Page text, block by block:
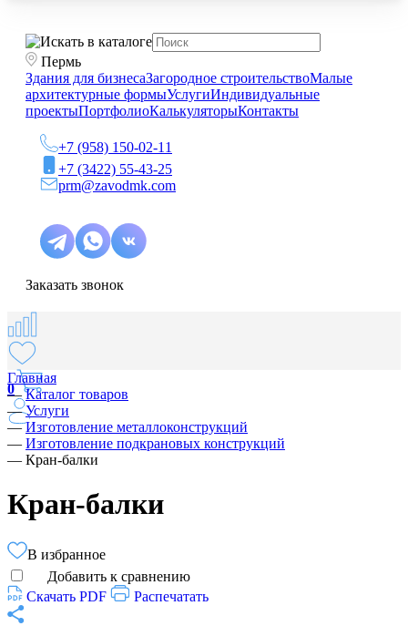
Пермь
Здания для бизнесаЗагородное строительствоМалые
архитектурные формыУслугиИндивидуальные
проектыПортфолиоКалькуляторыКонтакты
+7 (958) 150-02-11
+7 (3422) 55-43-25
prm@zavodmk.com
Заказать звонок
0
Главная
—Каталог товаров
—Услуги
—Изготовление металлоконструкций
— Изготовление подкрановых конструкций
— Кран-балки
Кран-балки
В избранное
Добавить к сравнению
Скачать PDF
Распечатать